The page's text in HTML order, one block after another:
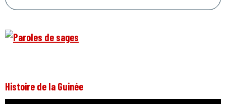
Histoire de la Guinée